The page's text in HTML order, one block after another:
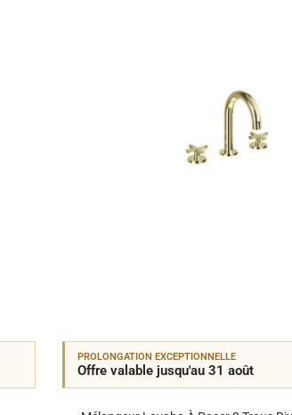
PROLONGATION EXCEPTIONNELLE
Offre valable jusqu'au 31 août